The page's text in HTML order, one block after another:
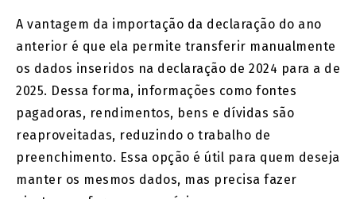
A vantagem da importação da declaração do ano
anterior é que ela permite transferir manualmente
os dados inseridos na declaração de 2024 para a de
2025. Dessa forma, informações como fontes
pagadoras, rendimentos, bens e dívidas são
reaproveitadas, reduzindo o trabalho de
preenchimento. Essa opção é útil para quem deseja
manter os mesmos dados, mas precisa fazer